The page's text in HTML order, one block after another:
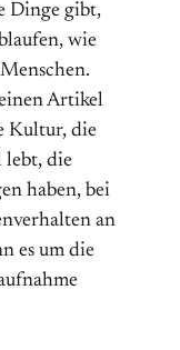
Dinge gibt,
wie
Artikel
Kultur, die
lebt, die
haben, bei
an
es um die